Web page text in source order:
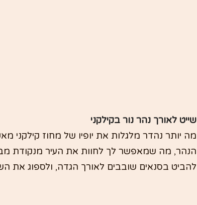
שייט לאורך נהר נור בקילקני
מה יותר נהדר מלגלות את יופיו של מחוז קילקני
הנהר, מה שמאפשר לך לחוות את העיר מנקודת מבט
להביט בסנאים שובבים לאורך הגדה, ולספוג את